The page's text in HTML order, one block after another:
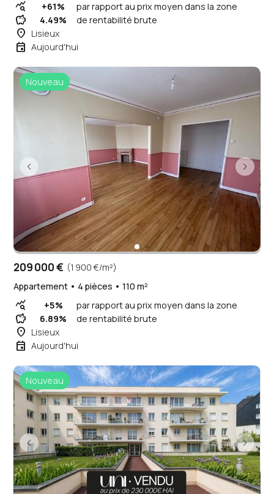
query_stats +61% par rapport au prix moyen dans la zone
savings 4.49% de rentabilité brute
place Lisieux
event Aujourd'hui
Nouveau
209 000 € (1 900 €/m²)
Appartement • 4 pièces • 110 m²
query_stats +5% par rapport au prix moyen dans la zone
savings 6.89% de rentabilité brute
place Lisieux
event Aujourd'hui
Nouveau